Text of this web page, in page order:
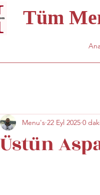
Tüm
Üstün
Menu's 22 Eyl 2025 0